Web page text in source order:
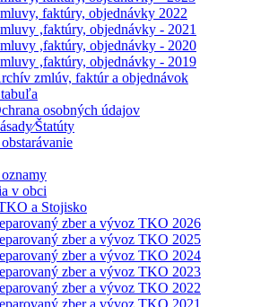
faktúry, objednávky 2022
,faktúry, objednávky - 2021
,faktúry, objednávky - 2020
,faktúry, objednávky - 2019
zmlúv, faktúr a objednávok
osobných údajov
v obci
a Stojisko
zber a vývoz TKO 2026
zber a vývoz TKO 2025
zber a vývoz TKO 2024
zber a vývoz TKO 2023
zber a vývoz TKO 2022
zber a vývoz TKO 2021